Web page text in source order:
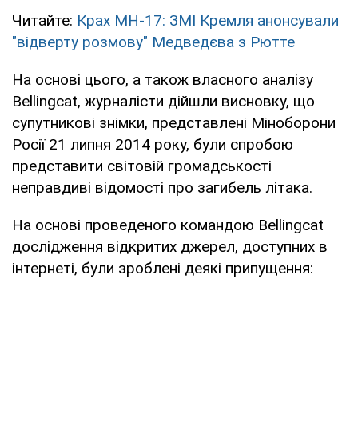
Читайте: Крах MH-17: ЗМІ Кремля анонсували
"відверту розмову" Медведєва з Рютте
На основі цього, а також власного аналізу
Bellingcat, журналісти дійшли висновку, що
супутникові знімки, представлені Міноборони
Росії 21 липня 2014 року, були спробою
представити світовій громадськості
неправдиві відомості про загибель літака.
На основі проведеного командою Bellingcat
дослідження відкритих джерел, доступних в
інтернеті, були зроблені деякі припущення: